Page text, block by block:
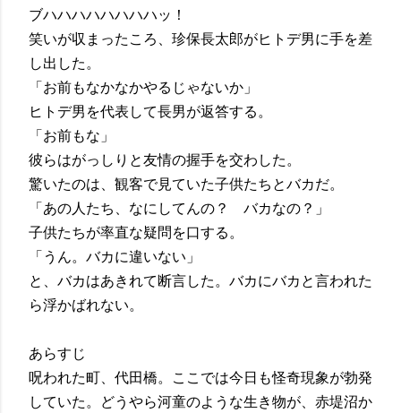
ブハハハハハハハハッ！
笑いが収まったころ、珍保長太郎がヒトデ男に手を差
し出した。
「お前もなかなかやるじゃないか」
ヒトデ男を代表して長男が返答する。
「お前もな」
彼らはがっしりと友情の握手を交わした。
驚いたのは、観客で見ていた子供たちとバカだ。
「あの人たち、なにしてんの？ バカなの？」
子供たちが率直な疑問を口する。
「うん。バカに違いない」
と、バカはあきれて断言した。バカにバカと言われた
ら浮かばれない。
あらすじ
呪われた町、代田橋。ここでは今日も怪奇現象が勃発
していた。どうやら河童のような生き物が、赤堤沼か